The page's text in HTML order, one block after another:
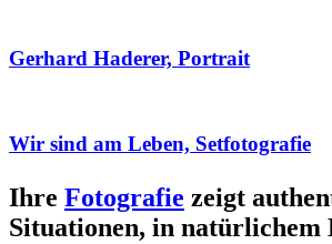
Gerhard Haderer, Portrait
Wir sind am Leben, Setfotografie
Ihre Fotografie zeigt
Situationen, in natürlichem